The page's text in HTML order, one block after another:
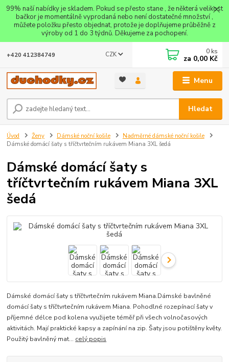
99% naší nabídky je skladem. Pokud se přesto stane , že některá velikost
bačkor je momentálně vyprodaná nebo není dostatečné množství ,
můžete položku přesto objednat, protože je doplňujeme průběžně z
výroby od 1 do 3 týdnů. Děkujeme za pochopení.
Menu
CZK
Hledat
+420 412384749 0 ks
za 0,00 Kč
Úvod Ženy Dámské noční košile
Nadměrné dámské noční košile
Dámské domácí šaty s tříčtvrtečním rukávem Miana 3XL šedá
Dámské domácí šaty s
tříčtvrtečním rukávem Miana 3XL
šedá
Dámské domácí šaty s tříčtvrtečním rukávem Miana.Dámské bavlněné
domácí šaty s tříčtvrtečním rukávem Miana. Pohodlné rozepínací šaty v
příjemné délce pod kolena využijete téměř při všech volnočasových
aktivitách. Mají praktické kapsy a zapínání na zip. Šaty jsou potištěny květy.
Použitý bavlněný mat... celý popis